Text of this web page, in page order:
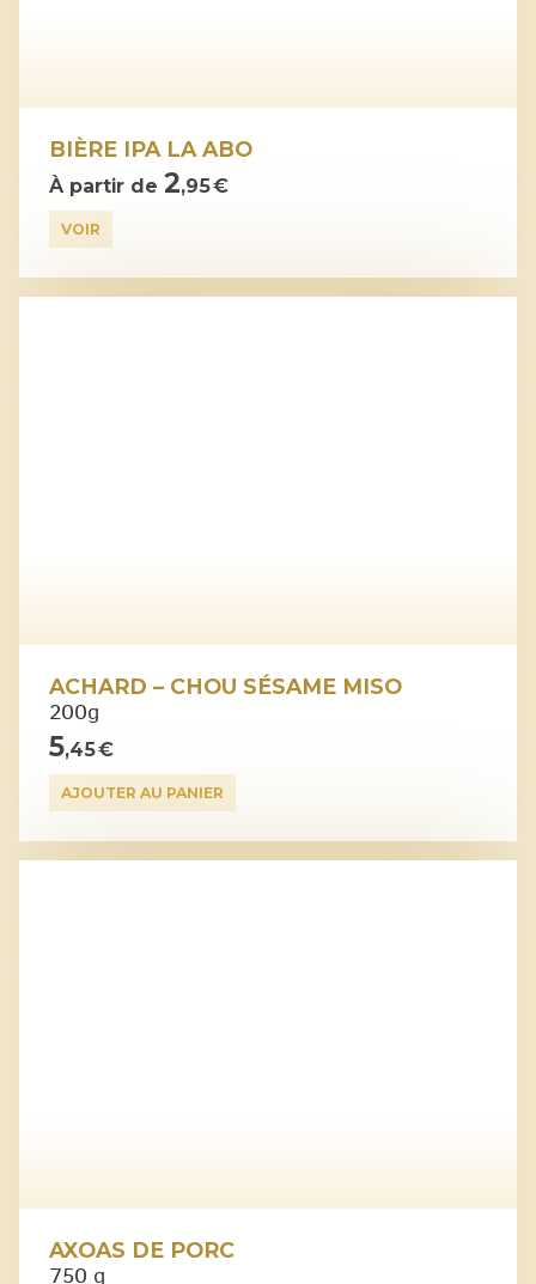
BIÈRE IPA LA ABO
À partir de 2,95 €
VOIR
ACHARD – CHOU SÉSAME MISO
200g
5,45 €
AJOUTER AU PANIER
AXOAS DE PORC
750 g